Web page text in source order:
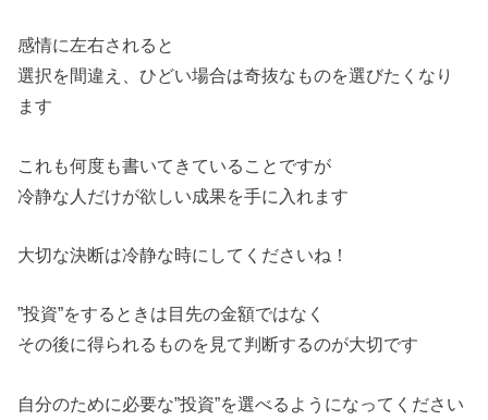
感情に左右されると
選択を間違え、ひどい場合は奇抜なものを選びたくなり
ます
これも何度も書いてきていることですが
冷静な人だけが欲しい成果を手に入れます
大切な決断は冷静な時にしてくださいね！
”投資”をするときは目先の金額ではなく
その後に得られるものを見て判断するのが大切です
自分のために必要な”投資”を選べるようになってください